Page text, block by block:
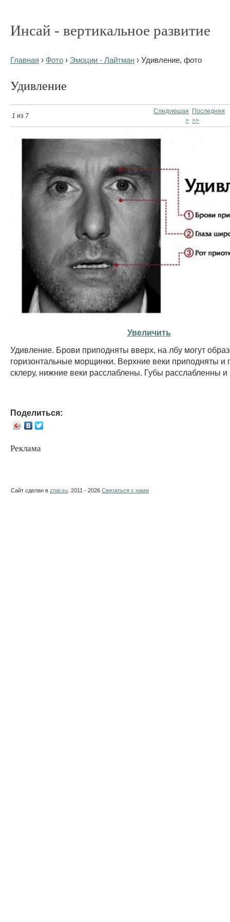
Инсай - вертикальное развитие
Главная › Фото › Эмоции - Лайтман › Удивление, фото
Удивление
1 из 7
Следующая
>
Последняя
>>
Увеличить
Удивление. Брови приподняты вверх, на лбу могут
горизонтальные морщинки. Верхние веки приподняты и
склеру, нижние веки расслаблены. Губы расслабленны
Поделиться:
Реклама
Сайт сделан в znai.su . 2011 - 2026 Связаться с нами